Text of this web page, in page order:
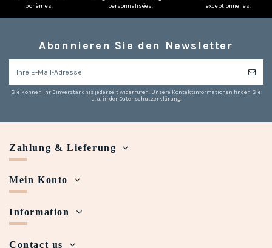
bohèmes.
personnalisées.
exceptionnelles.
Abonnieren Sie den Newsletter
Sie können Ihr Einverständnis jederzeit widerrufen. Unsere Kontaktinformationen finden Sie
u. a. in der Datenschutzerklärung.
Zahlung & Lieferung
Mein Konto
Information
Contact us